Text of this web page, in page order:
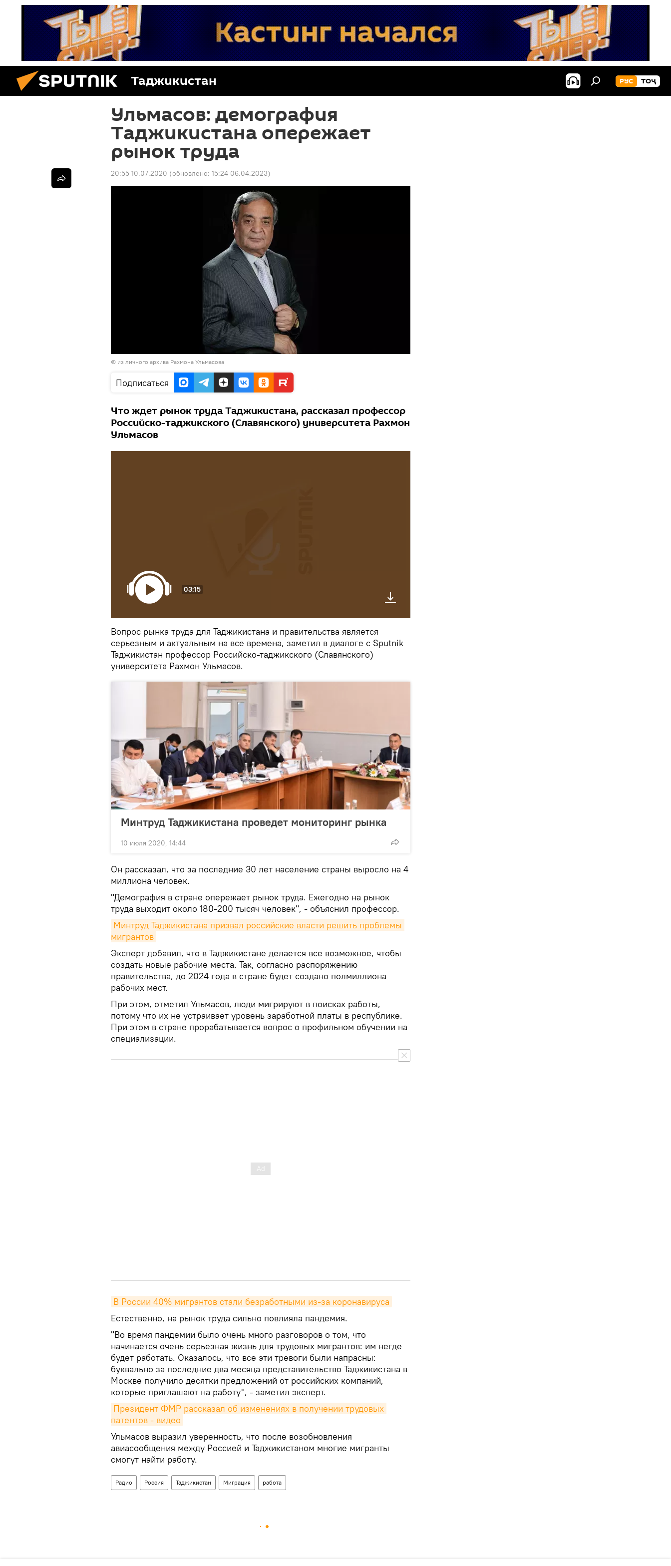
Таджикистан РУС ТОҶ
Ульмасов: демография
Таджикистана опережает
рынок труда
20:55 10.07.2020 (обновлено: 15:24 06.04.2023)
© из личного архива Рахмона Ульмасова
Подписаться
Что ждет рынок труда Таджикистана, рассказал профессор
Российско-таджикского (Славянского) университета Рахмон
Ульмасов
03:15
Вопрос рынка труда для Таджикистана и правительства является
серьезным и актуальным на все времена, заметил в диалоге с Sputnik
Таджикистан профессор Российско-таджикского (Славянского)
университета Рахмон Ульмасов.
Минтруд Таджикистана проведет мониторинг рынка
10 июля 2020, 14:44
Он рассказал, что за последние 30 лет население страны выросло на 4
миллиона человек.
"Демография в стране опережает рынок труда. Ежегодно на рынок
труда выходит около 180-200 тысяч человек", - объяснил профессор.
Минтруд Таджикистана призвал российские власти решить проблемы
мигрантов
Эксперт добавил, что в Таджикистане делается все возможное, чтобы
создать новые рабочие места. Так, согласно распоряжению
правительства, до 2024 года в стране будет создано полмиллиона
рабочих мест.
При этом, отметил Ульмасов, люди мигрируют в поисках работы,
потому что их не устраивает уровень заработной платы в республике.
При этом в стране прорабатывается вопрос о профильном обучении на
специализации.
В России 40% мигрантов стали безработными из-за коронавируса
Естественно, на рынок труда сильно повлияла пандемия.
"Во время пандемии было очень много разговоров о том, что
начинается очень серьезная жизнь для трудовых мигрантов: им негде
будет работать. Оказалось, что все эти тревоги были напрасны:
буквально за последние два месяца представительство Таджикистана в
Москве получило десятки предложений от российских компаний,
которые приглашают на работу", - заметил эксперт.
Президент ФМР рассказал об изменениях в получении трудовых
патентов - видео
Ульмасов выразил уверенность, что после возобновления
авиасообщения между Россией и Таджикистаном многие мигранты
смогут найти работу.
Радио Россия Таджикистан Миграция работа